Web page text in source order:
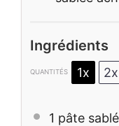
Ingrédients
QUANTITÉS 1x 2x
1 pâte